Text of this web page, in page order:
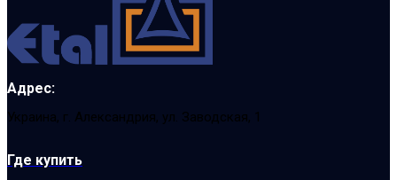
Адрес:
Украина, г. Александрия, ул. Заводская, 1
Где купить